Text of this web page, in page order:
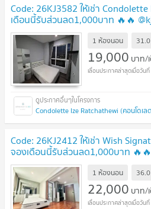
Code: 26KJ3582 ให้เช่า
เดือนนี้รับส่วนลด1,000บาท 🔥🔥
คะ) UPDATE !
1 ห้องนอน 31.0
19,000 บาท/
Condolette Ize Ratchathewi (คอนโดเล
Code: 26KJ2412 ให้เช่า Wish
จองเดือนนี้รับส่วนลด1,000บาท
ด้วยนะคะ) UPDATE !
1 ห้องนอน 36.0
22,000 บาท/